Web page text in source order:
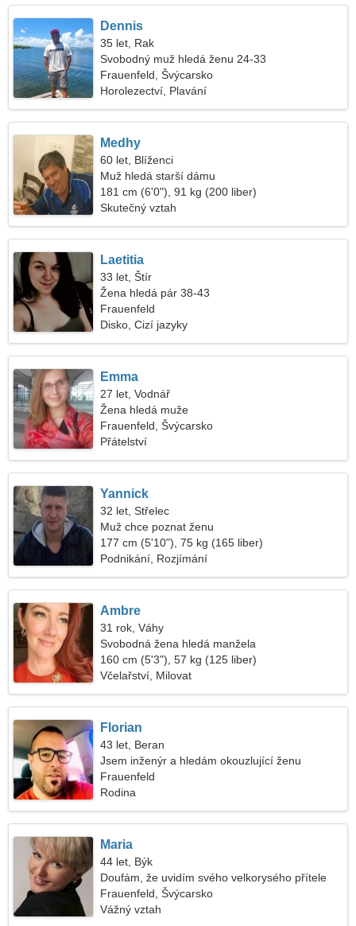
Dennis
35 let, Rak
Svobodný muž hledá ženu 24-33
Frauenfeld, Švýcarsko
Horolezectví, Plavání
Medhy
60 let, Blíženci
Muž hledá starší dámu
181 cm (6'0"), 91 kg (200 liber)
Skutečný vztah
Laetitia
33 let, Štír
Žena hledá pár 38-43
Frauenfeld
Disko, Cizí jazyky
Emma
27 let, Vodnář
Žena hledá muže
Frauenfeld, Švýcarsko
Přátelství
Yannick
32 let, Střelec
Muž chce poznat ženu
177 cm (5'10"), 75 kg (165 liber)
Podnikání, Rozjímání
Ambre
31 rok, Váhy
Svobodná žena hledá manžela
160 cm (5'3"), 57 kg (125 liber)
Včelařství, Milovat
Florian
43 let, Beran
Jsem inženýr a hledám okouzlující ženu
Frauenfeld
Rodina
Maria
44 let, Býk
Doufám, že uvidím svého velkorysého přítele
Frauenfeld, Švýcarsko
Vážný vztah